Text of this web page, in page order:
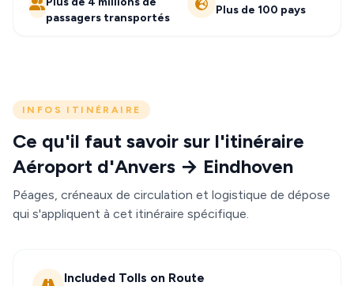
passagers transportés
Plus de 100 pays
INFOS ITINÉRAIRE
Ce qu'il faut savoir sur l'itinéraire
Aéroport d'Anvers → Eindhoven
Péages, créneaux de circulation et logistique de dépose
qui s'appliquent à cet itinéraire spécifique.
Included Tolls on Route